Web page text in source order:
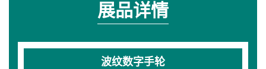
展品详情
波纹数字手轮